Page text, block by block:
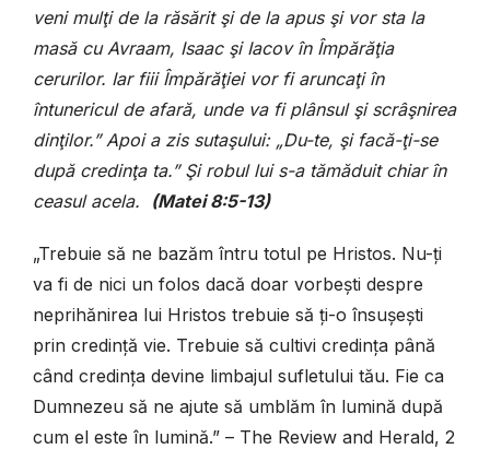
veni mulţi de la răsărit şi de la apus şi vor sta la
masă cu Avraam, Isaac şi Iacov în Împărăţia
cerurilor. Iar fiii Împărăţiei vor fi aruncaţi în
întunericul de afară, unde va fi plânsul şi scrâşnirea
dinţilor.” Apoi a zis sutaşului: „Du-te, şi facă-ţi-se
după credinţa ta.” Şi robul lui s-a tămăduit chiar în
ceasul acela. (Matei 8:5-13)
„Trebuie să ne bazăm întru totul pe Hristos. Nu-ți
va fi de nici un folos dacă doar vorbești despre
neprihănirea lui Hristos trebuie să ți-o însușești
prin credință vie. Trebuie să cultivi credința până
când credința devine limbajul sufletului tău. Fie ca
Dumnezeu să ne ajute să umblăm în lumină după
cum el este în lumină.” – The Review and Herald, 2